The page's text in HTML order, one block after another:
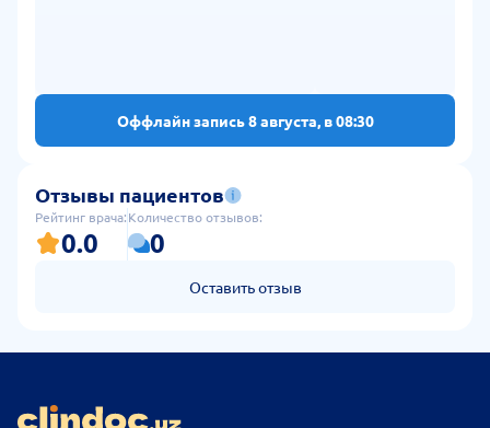
Оффлайн запись 8 августа, в 08:30
Отзывы пациентов
Рейтинг врача:
0.0
Количество отзывов:
0
Оставить отзыв